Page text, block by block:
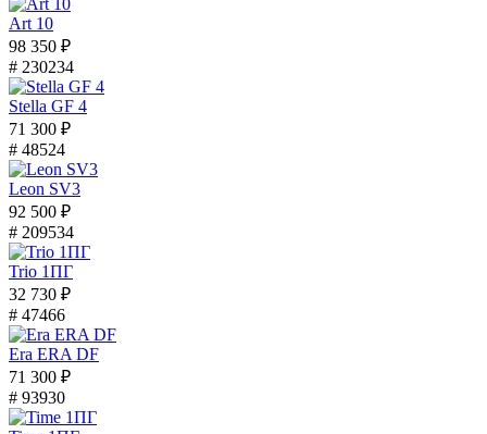
Art 10
98 350 ₽
# 230234
Stella GF 4
71 300 ₽
# 48524
Leon SV3
92 500 ₽
# 209534
Trio 1ПГ
32 730 ₽
# 47466
Era ERA DF
71 300 ₽
# 93930